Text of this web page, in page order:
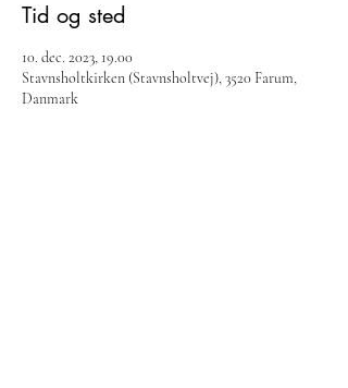
Tid og sted
10. dec. 2023, 19.00
Stavnsholtkirken (Stavnsholtvej), 3520 Farum,
Danmark